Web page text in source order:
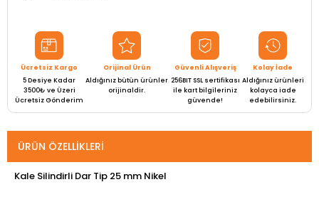
Ücretsiz Kargo
5 Desiye Kadar
3500₺ ve Üzeri
Ücretsiz Gönderim
Orijinal Ürün
Aldığınız bütün ürünler
orijinaldir.
Güvenli Alışveriş
256BIT SSL sertifikası
ile kart bilgileriniz
güvende!
Kolay İade
Aldığınız ürünleri
kolayca iade
edebilirsiniz.
ÜRÜN ÖZELLIKLERI
Kale Silindirli Dar Tip 25 mm Nikel